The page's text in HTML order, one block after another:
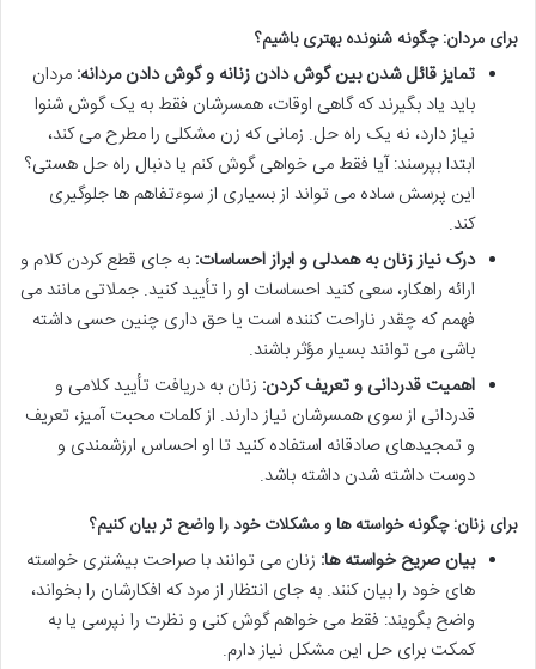
برای مردان: چگونه شنونده بهتری باشیم؟
تمایز قائل شدن بین گوش دادن زنانه و گوش دادن مردانه: مردان
باید یاد بگیرند که گاهی اوقات، همسرشان فقط به یک گوش شنوا
نیاز دارد، نه یک راه حل. زمانی که زن مشکلی را مطرح می کند،
ابتدا بپرسند: آیا فقط می خواهی گوش کنم یا دنبال راه حل هستی؟
این پرسش ساده می تواند از بسیاری از سوءتفاهم ها جلوگیری
کند.
درک نیاز زنان به همدلی و ابراز احساسات: به جای قطع کردن کلام و
ارائه راهکار، سعی کنید احساسات او را تأیید کنید. جملاتی مانند می
فهمم که چقدر ناراحت کننده است یا حق داری چنین حسی داشته
باشی می توانند بسیار مؤثر باشند.
اهمیت قدردانی و تعریف کردن: زنان به دریافت تأیید کلامی و
قدردانی از سوی همسرشان نیاز دارند. از کلمات محبت آمیز، تعریف
و تمجیدهای صادقانه استفاده کنید تا او احساس ارزشمندی و
دوست داشته شدن داشته باشد.
برای زنان: چگونه خواسته ها و مشکلات خود را واضح تر بیان کنیم؟
بیان صریح خواسته ها: زنان می توانند با صراحت بیشتری خواسته
های خود را بیان کنند. به جای انتظار از مرد که افکارشان را بخواند،
واضح بگویند: فقط می خواهم گوش کنی و نظرت را نپرسی یا به
کمکت برای حل این مشکل نیاز دارم.